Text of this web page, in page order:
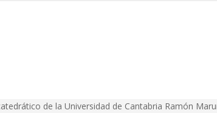
de la Universidad de Cantabria Ramón